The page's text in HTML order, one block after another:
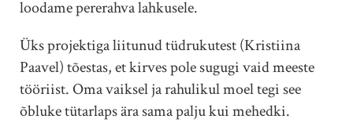
loodame pererahva lahkusele.
Üks projektiga liitunud tüdrukutest (Kristiina
Paavel) tõestas, et kirves pole sugugi vaid meeste
tööriist. Oma vaiksel ja rahulikul moel tegi see
õbluke tütarlaps ära sama palju kui mehedki.